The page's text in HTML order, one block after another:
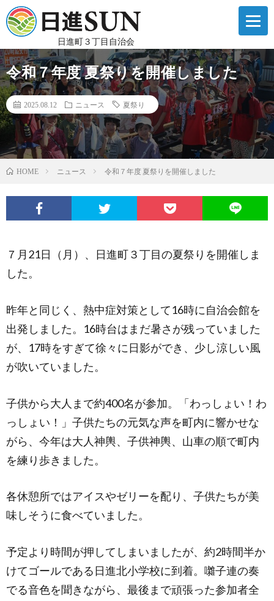
日進町３丁目自治会
令和７年度 夏祭りを開催しました
2025.08.12 ニュース 夏祭り
HOME ニュース 令和７年度 夏祭りを開催しました
７月21日（月）、日進町３丁目の夏祭りを開催しま
した。
昨年と同じく、熱中症対策として16時に自治会館を
出発しました。16時台はまだ暑さが残っていました
が、17時をすぎて徐々に日影ができ、少し涼しい風
が吹いていました。
子供から大人まで約400名が参加。「わっしょい！わ
っしょい！」子供たちの元気な声を町内に響かせな
がら、今年は大人神輿、子供神輿、山車の順で町内
を練り歩きました。
各休憩所ではアイスやゼリーを配り、子供たちが美
味しそうに食べていました。
予定より時間が押してしまいましたが、約2時間半か
けてゴールである日進北小学校に到着。囃子連の奏
でる音色を聞きながら、最後まで頑張った参加者全